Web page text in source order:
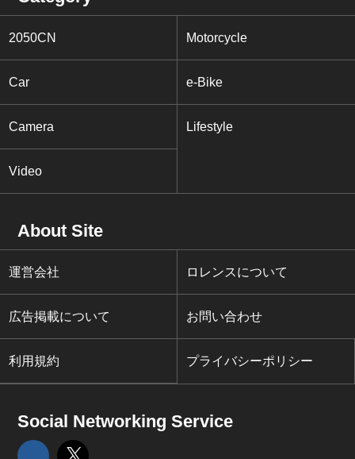
2050CN Motorcycle
Car e-Bike
Camera Lifestyle
Video
About Site
運営会社 ロレンスについて
広告掲載について お問い合わせ
利用規約 プライバシーポリシー
Social Networking Service